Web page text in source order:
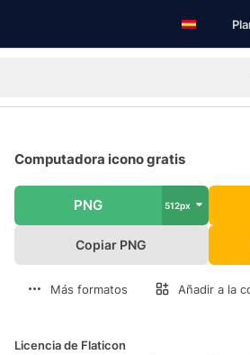
Computadora icono gratis
PNG 512px
Copiar PNG
Más formatos Añadir a la
Licencia de Flaticon